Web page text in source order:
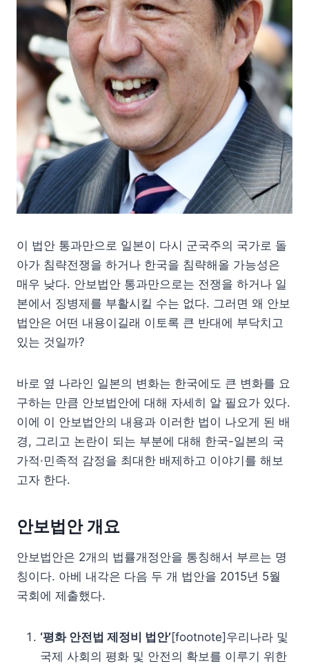
이 법안 통과만으로 일본이 다시 군국주의 국가로 돌
아가 침략전쟁을 하거나 한국을 침략해올 가능성은
매우 낮다. 안보법안 통과만으로는 전쟁을 하거나 일
본에서 징병제를 부활시킬 수는 없다. 그러면 왜 안보
법안은 어떤 내용이길래 이토록 큰 반대에 부닥치고
있는 것일까?
바로 옆 나라인 일본의 변화는 한국에도 큰 변화를 요
구하는 만큼 안보법안에 대해 자세히 알 필요가 있다.
이에 이 안보법안의 내용과 이러한 법이 나오게 된 배
경, 그리고 논란이 되는 부분에 대해 한국-일본의 국
가적·민족적 감정을 최대한 배제하고 이야기를 해보
고자 한다.
안보법안 개요
안보법안은 2개의 법률개정안을 통칭해서 부르는 명
칭이다. 아베 내각은 다음 두 개 법안을 2015년 5월
국회에 제출했다.
‘평화 안전법 제정비 법안’[footnote]우리나라 및
국제 사회의 평화 및 안전의 확보를 이루기 위한